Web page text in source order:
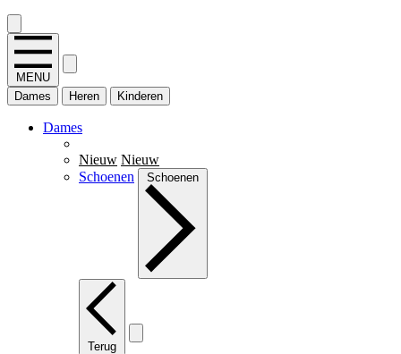
MENU
Dames
Heren Kinderen
Dames
Nieuw Nieuw
Schoenen
Schoenen
Terug